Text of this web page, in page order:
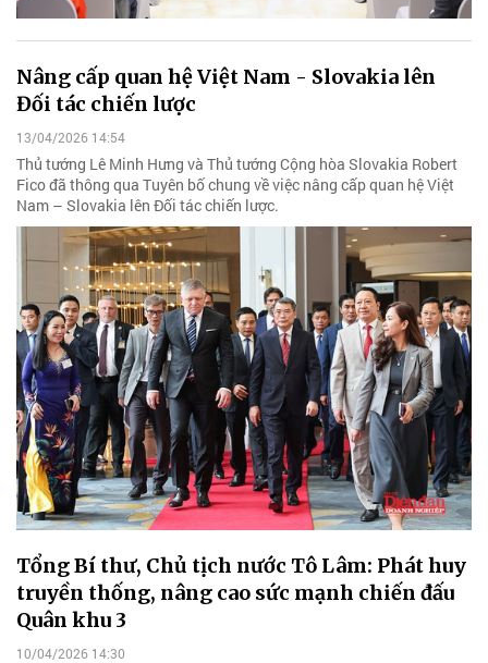
Nâng cấp quan hệ Việt Nam - Slovakia lên
Đối tác chiến lược
13/04/2026 14:54
Thủ tướng Lê Minh Hưng và Thủ tướng Cộng hòa Slovakia Robert
Fico đã thông qua Tuyên bố chung về việc nâng cấp quan hệ Việt
Nam – Slovakia lên Đối tác chiến lược.
Tổng Bí thư, Chủ tịch nước Tô Lâm: Phát huy
truyền thống, nâng cao sức mạnh chiến đấu
Quân khu 3
10/04/2026 14:30